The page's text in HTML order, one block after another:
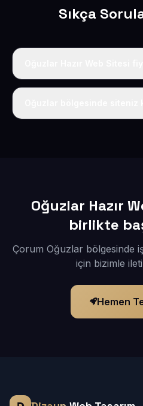
Sıkça
Tek fiyat uygulanır: yıllık 50
Oğuzlar Hazır
birlikte
Çorum Oğuzlar bölgesinde
için bizimle
Hemen